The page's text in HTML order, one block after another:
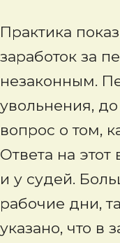
Практика
заработок за
незаконным.
увольнения,
вопрос о том,
Ответа на
и у судей.
рабочие дни,
указано, что в